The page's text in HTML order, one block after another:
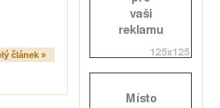
článek »